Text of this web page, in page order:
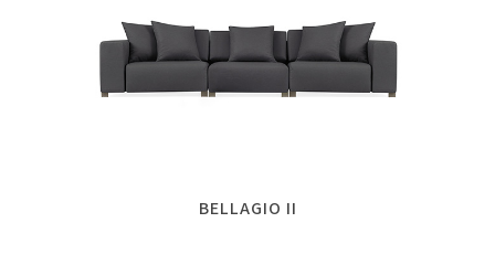
BELLAGIO II